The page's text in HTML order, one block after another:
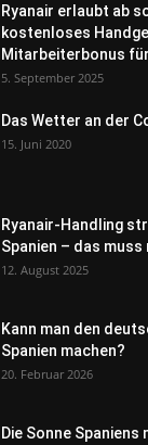
Ryanair erlaubt ab
kostenloses
Mitarbeiterbonus
5. September 2025
Das Wetter an der
15. Juni 2020
Ryanair-Handling
Spanien – das muss
12. August 2025
Kann man den
Spanien machen?
20. Februar 2026
Die Sonne